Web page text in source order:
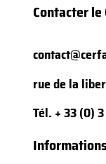
Contacter
rue de la
Tél. + 33 (0)